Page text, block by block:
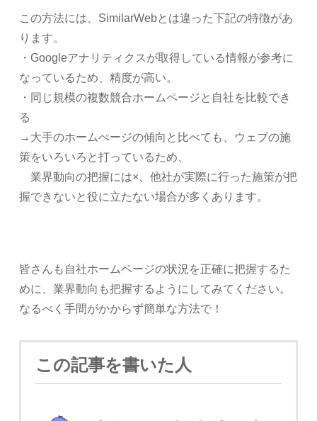
この方法には、SimilarWebとは違った下記の特徴があ
ります。
・Googleアナリティクスが取得している情報が参考に
なっているため、精度が高い。
・同じ規模の複数競合ホームページと自社を比較でき
る
→大手のホームぺージの傾向と比べても、ウェブの施
策をいろいろと打っているため、
業界動向の把握には×、他社が実際に行った施策が把
握できないと役に立たない場合が多くあります。
皆さんも自社ホームページの状況を正確に把握するた
めに、業界動向も把握するようにしてみてください。
なるべく手間がかからず簡単な方法で！
この記事を書いた人